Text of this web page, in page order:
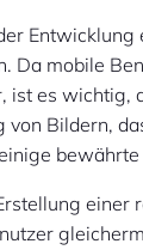
Da mobile
ist es wichtig,
Bildern,
einer